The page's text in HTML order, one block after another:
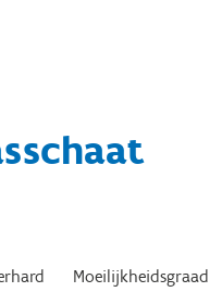
Moeilijkheidsgraad